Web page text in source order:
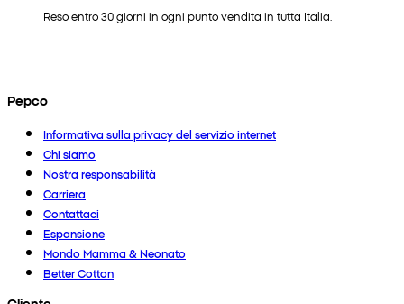
Reso entro 30 giorni in ogni punto vendita in tutta Italia.
Pepco
Informativa sulla privacy del servizio internet
Chi siamo
Nostra responsabilità
Carriera
Contattaci
Espansione
Mondo Mamma & Neonato
Better Cotton